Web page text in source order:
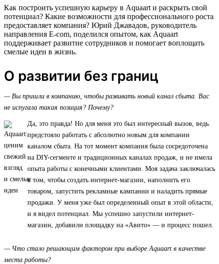
Как построить успешную карьеру в Aquaart и раскрыть свой
потенциал? Какие возможности для профессионального роста
предоставляет компания? Юрий Джавадов, руководитель
направления E-com, поделился опытом, как Aquaart
поддерживает развитие сотрудников и помогает воплощать
смелые идеи в жизнь.
О развитии без границ
— Вы пришли в компанию, чтобы развивать новый канал сбыта. Вас
не испугала такая позиция? Почему?
Да, это правда! Но для меня это был интересный вызов, ведь
предстояло работать с абсолютно новым для компании
каналом сбыта. На тот момент компания была сосредоточена
на DIY-сегменте и традиционных каналах продаж, и не имела
опыта работы с конечными клиентами. Моя задача заключалась
в том, чтобы создать интернет-магазин, наполнить его
товаром, запустить рекламные кампании и наладить прямые
продажи. У меня уже был определенный опыт в этой области,
и я видел потенциал. Мы успешно запустили интернет-
магазин, добавили площадку на «Авито» — и процесс пошел.
— Что стало решающим фактором при выборе Aquaart в качестве
места работы?